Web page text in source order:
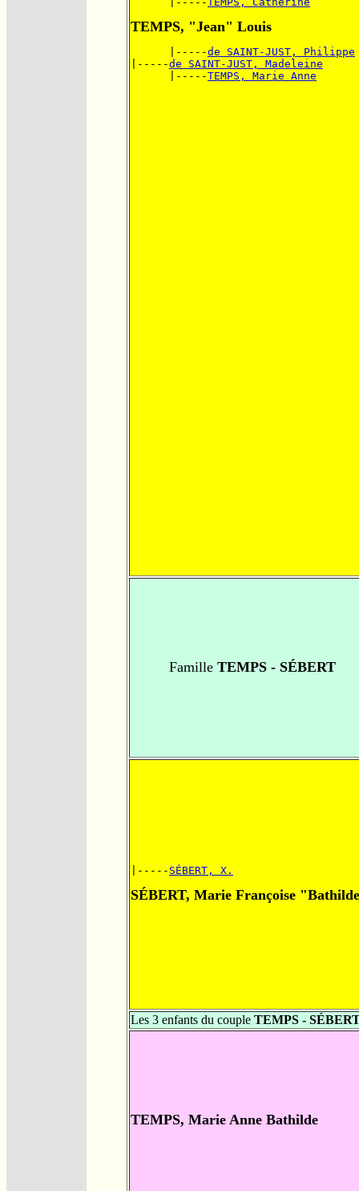
TEMPS, "Jean" Louis
      |-----
de SAINT-JUST, Philippe
|-----de SAINT-JUST, Madeleine
      |-----
TEMPS, Marie Anne
FamilleTEMPS - SÉBERT
|----- SÉBERT, X.
SÉBERT, Marie Françoise
Les 3 enfants du couple TEMPS -
TEMPS, Marie Anne Bathilde